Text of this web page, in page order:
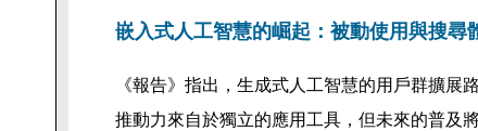
嵌入式人工智慧的崛起：被動使用與搜尋
《報告》指出，生成式人工智慧的用戶群擴展
推動力來自於獨立的應用工具，但未來的普及